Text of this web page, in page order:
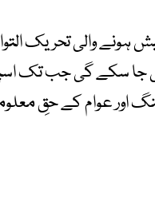
والی تحریک التوا،
کی جا سکے گی جب تک
اور عوام کے حقِ